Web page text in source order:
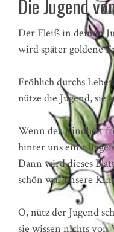
Die Jugend
Der Fleiß in deinen
wird später goldene
Fröhlich durchs
nütze die Jugend, sie
Wenn der Kindheit
hinter uns einst
Dann wird dieses
schön war unsere
O, nütz der Jugend
sie wissen nichts